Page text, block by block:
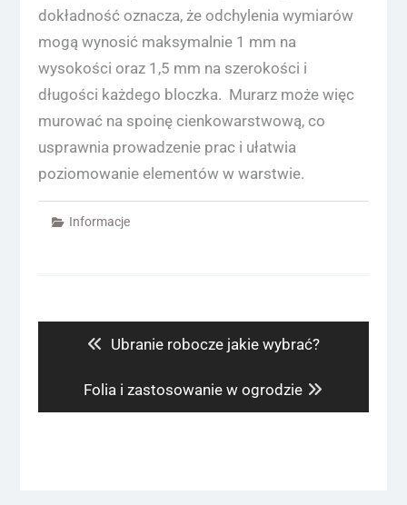
dokładność oznacza, że odchylenia wymiarów
mogą wynosić maksymalnie 1 mm na
wysokości oraz 1,5 mm na szerokości i
długości każdego bloczka. Murarz może więc
murować na spoinę cienkowarstwową, co
usprawnia prowadzenie prac i ułatwia
poziomowanie elementów w warstwie.
Informacje
Previous
Ubranie robocze jakie wybrać?
Next
post:
Folia i zastosowanie w ogrodzie